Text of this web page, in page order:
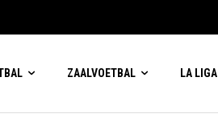
ZAALVOETBAL LA LIGA